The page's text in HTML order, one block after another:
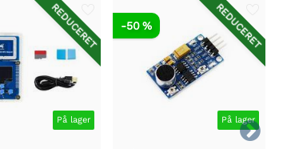

REDUCERET
På lager
REDUCERET
På lager
-50 %